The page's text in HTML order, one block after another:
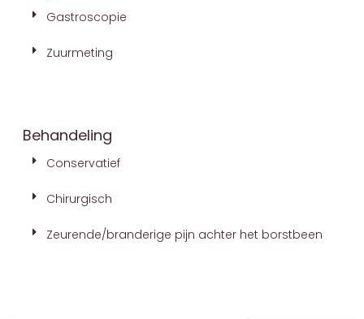
Gastroscopie
Zuurmeting
Behandeling
Conservatief
Chirurgisch
Zeurende/branderige pijn achter het borstbeen